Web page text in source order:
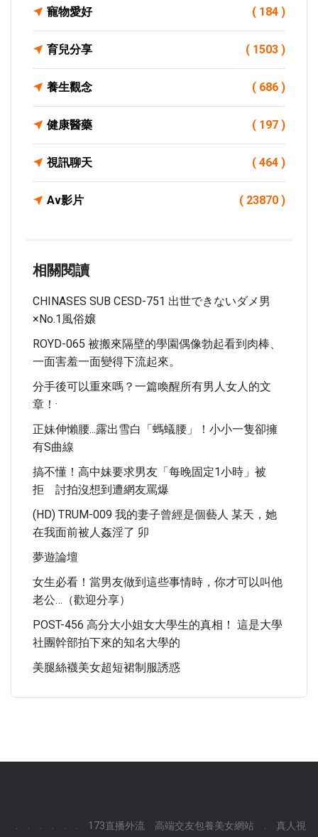
寵物愛好 ( 184 )
育兒分享 ( 1503 )
養生觀念 ( 686 )
健康醫藥 ( 197 )
視訊聊天 ( 464 )
Av影片 ( 23870 )
相關閱讀
CHINASES SUB CESD-751 出世できないダメ男
×No.1風俗嬢
ROYD-065 被搬來隔壁的學園偶像勃起看到肉棒、
一面害羞一面變得下流起來。
分手後可以重來嗎？一篇喚醒所有男人女人的文
章！·
正妹伸懶腰...露出雪白「螞蟻腰」！小小一隻卻擁
有S曲線
搞不懂！高中妹要求男友「每晚固定1小時」被
拒 討拍沒想到遭網友罵爆
(HD) TRUM-009 我的妻子曾經是個藝人 某天，她
在我面前被人姦淫了 卯
夢遊論壇
女生必看！當男友做到這些事情時，你才可以叫他
老公…（歡迎分享）
POST-456 高分大小姐女大學生的真相！ 這是大學
社團幹部拍下來的知名大學的
美腿絲襪美女超短裙制服誘惑
173直播外流 高端交友包養美女網站 真人視